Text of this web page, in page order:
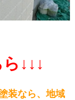
↓↓↓
装なら、地域